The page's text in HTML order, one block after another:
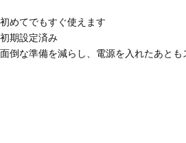
初めてでもすぐ使えます
初期設定済み
面倒な準備を減らし、電源を入れたあと